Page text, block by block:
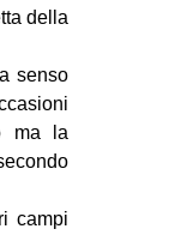
della
senso
ma la
campi